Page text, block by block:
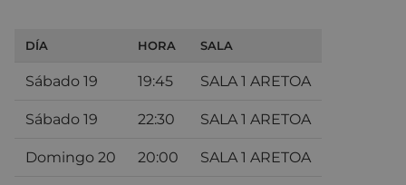
DÍA HORA SALA
Sábado 19 19:45 SALA 1 ARETOA
Sábado 19 22:30 SALA 1 ARETOA
Domingo 20 20:00 SALA 1 ARETOA